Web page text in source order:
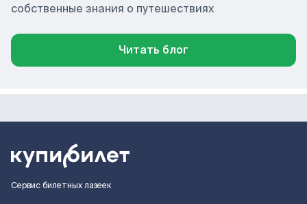
собственные знания о путешествиях
Читать блог
Сервис билетных лазеек